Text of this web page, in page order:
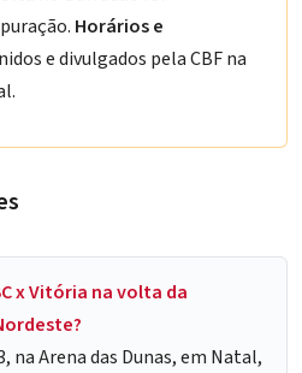
Horários e
e divulgados pela CBF na
x Vitória na volta da
na Arena das Dunas, em Natal,